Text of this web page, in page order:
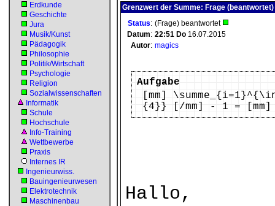
Erdkunde
Geschichte
Jura
Musik/Kunst
Pädagogik
Philosophie
Politik/Wirtschaft
Psychologie
Religion
Sozialwissenschaften
Informatik
Schule
Hochschule
Info-Training
Wettbewerbe
Praxis
Internes IR
Ingenieurwiss.
Bauingenieurwesen
Elektrotechnik
Maschinenbau
Grenzwert der Summe: Frage (beantwortet)
Status: (Frage) beantwortet
Datum: 22:51 Do 16.07.2015
Autor: magics
Aufgabe
[mm]
{4}} [/mm] - 1 =
Hallo,